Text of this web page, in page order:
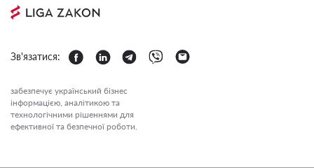
Зв'язатися:
забезпечує український бізнес
інформацією, аналітикою та
технологічними рішеннями для
ефективної та безпечної роботи.